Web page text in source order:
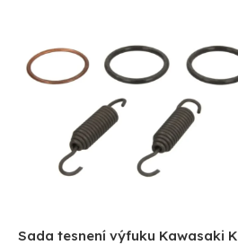
Sada tesnení výfuku Kawasaki